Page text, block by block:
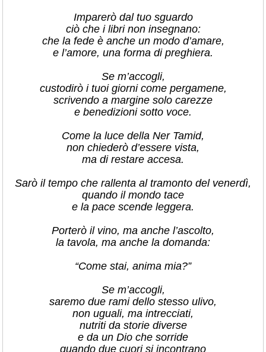
Imparerò dal tuo sguardo
ciò che i libri non insegnano:
che la fede è anche un modo d’amare,
e l’amore, una forma di preghiera.
Se m’accogli,
custodirò i tuoi giorni come pergamene,
scrivendo a margine solo carezze
e benedizioni sotto voce.
Come la luce della Ner Tamid,
non chiederò d’essere vista,
ma di restare accesa.
Sarò il tempo che rallenta al tramonto del venerdì,
quando il mondo tace
e la pace scende leggera.
Porterò il vino, ma anche l’ascolto,
la tavola, ma anche la domanda:
“Come stai, anima mia?”
Se m’accogli,
saremo due rami dello stesso ulivo,
non uguali, ma intrecciati,
nutriti da storie diverse
e da un Dio che sorride
quando due cuori si incontrano